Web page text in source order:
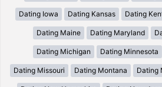
Dating Iowa Dating Kansas Dating
Dating Maine Dating Maryland
Dating Michigan Dating Minnesota
Dating Missouri Dating Montana Dating